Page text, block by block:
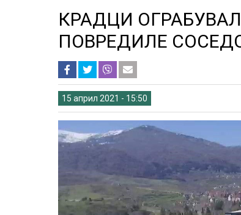
КРАДЦИ
ПОВРЕДИЛЕ
15 април 2021 - 15:50